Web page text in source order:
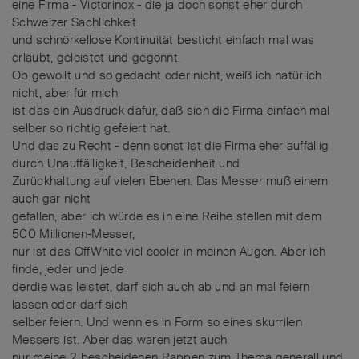
eine Firma - Victorinox - die ja doch sonst eher durch
Schweizer Sachlichkeit
und schnörkellose Kontinuität besticht einfach mal was
erlaubt, geleistet und gegönnt.
Ob gewollt und so gedacht oder nicht, weiß ich natürlich
nicht, aber für mich
ist das ein Ausdruck dafür, daß sich die Firma einfach mal
selber so richtig gefeiert hat.
Und das zu Recht - denn sonst ist die Firma eher auffällig
durch Unauffälligkeit, Bescheidenheit und
Zurückhaltung auf vielen Ebenen. Das Messer muß einem
auch gar nicht
gefallen, aber ich würde es in eine Reihe stellen mit dem
500 Millionen-Messer,
nur ist das OffWhite viel cooler in meinen Augen. Aber ich
finde, jeder und jede
derdie was leistet, darf sich auch ab und an mal feiern
lassen oder darf sich
selber feiern. Und wenn es in Form so eines skurrilen
Messers ist. Aber das waren jetzt auch